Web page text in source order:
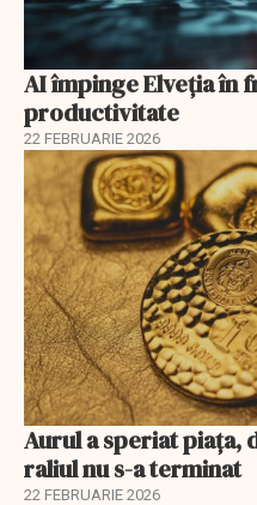
AI împinge Elveția în
productivitate
22 FEBRUARIE 2026
Aurul a speriat piața,
raliul nu s-a terminat
22 FEBRUARIE 2026